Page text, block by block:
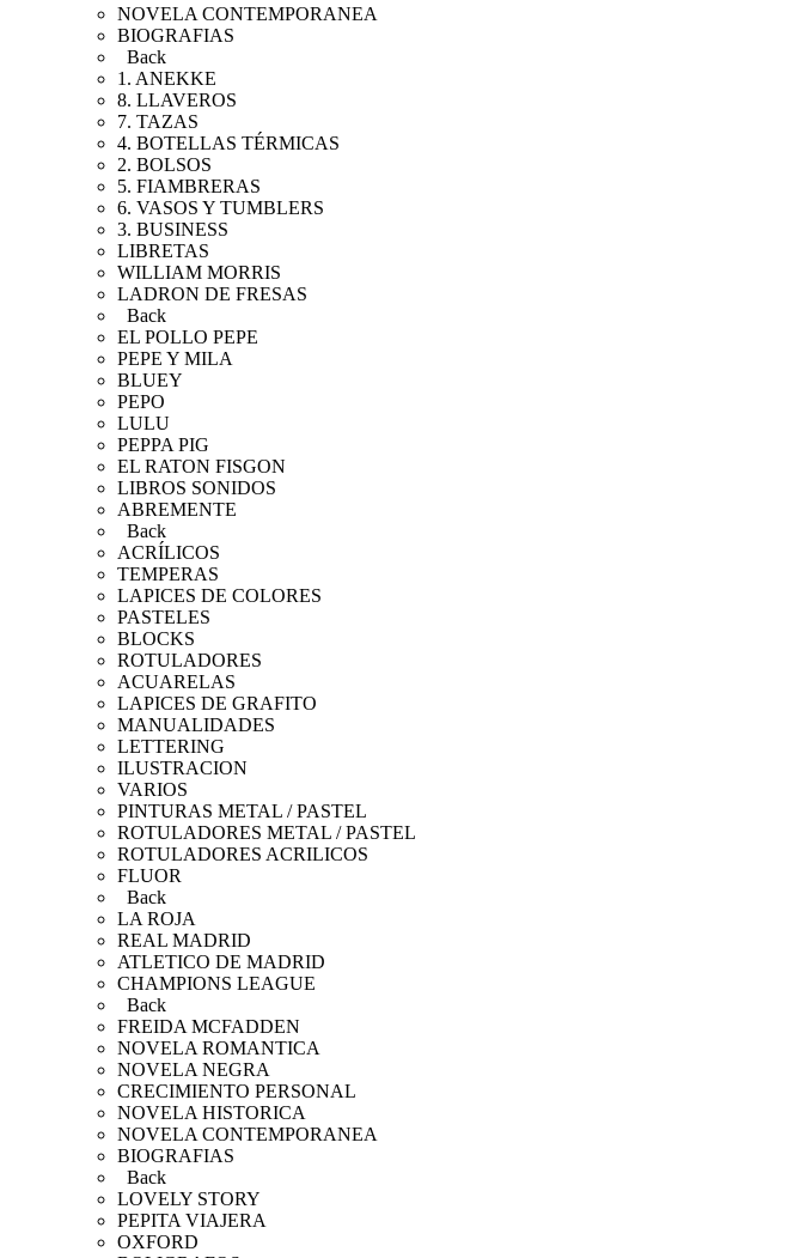
NOVELA CONTEMPORANEA
BIOGRAFIAS
Back
1. ANEKKE
8. LLAVEROS
7. TAZAS
4. BOTELLAS TÉRMICAS
2. BOLSOS
5. FIAMBRERAS
6. VASOS Y TUMBLERS
3. BUSINESS
LIBRETAS
WILLIAM MORRIS
LADRON DE FRESAS
Back
EL POLLO PEPE
PEPE Y MILA
BLUEY
PEPO
LULU
PEPPA PIG
EL RATON FISGON
LIBROS SONIDOS
ABREMENTE
Back
ACRÍLICOS
TEMPERAS
LAPICES DE COLORES
PASTELES
BLOCKS
ROTULADORES
ACUARELAS
LAPICES DE GRAFITO
MANUALIDADES
LETTERING
ILUSTRACION
VARIOS
PINTURAS METAL / PASTEL
ROTULADORES METAL / PASTEL
ROTULADORES ACRILICOS
FLUOR
Back
LA ROJA
REAL MADRID
ATLETICO DE MADRID
CHAMPIONS LEAGUE
Back
FREIDA MCFADDEN
NOVELA ROMANTICA
NOVELA NEGRA
CRECIMIENTO PERSONAL
NOVELA HISTORICA
NOVELA CONTEMPORANEA
BIOGRAFIAS
Back
LOVELY STORY
PEPITA VIAJERA
OXFORD